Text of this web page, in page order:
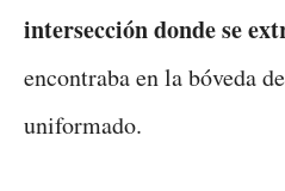
intersección donde se
encontraba en la bóveda
uniformado.